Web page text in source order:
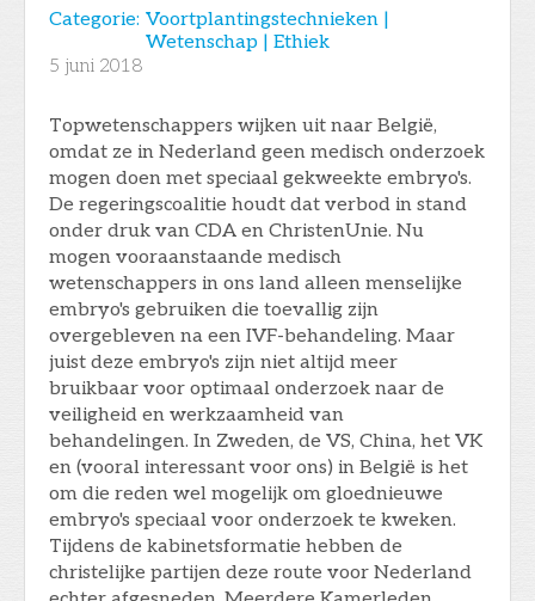
Categorie: Voortplantingstechnieken |
Wetenschap | Ethiek
5 juni 2018
Topwetenschappers wijken uit naar België,
omdat ze in Nederland geen medisch onderzoek
mogen doen met speciaal gekweekte embryo's.
De regeringscoalitie houdt dat verbod in stand
onder druk van CDA en ChristenUnie. Nu
mogen vooraanstaande medisch
wetenschappers in ons land alleen menselijke
embryo's gebruiken die toevallig zijn
overgebleven na een IVF-behandeling. Maar
juist deze embryo's zijn niet altijd meer
bruikbaar voor optimaal onderzoek naar de
veiligheid en werkzaamheid van
behandelingen. In Zweden, de VS, China, het VK
en (vooral interessant voor ons) in België is het
om die reden wel mogelijk om gloednieuwe
embryo's speciaal voor onderzoek te kweken.
Tijdens de kabinetsformatie hebben de
christelijke partijen deze route voor Nederland